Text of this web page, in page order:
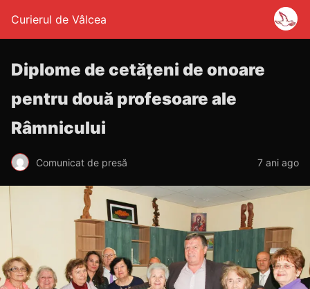
Curierul de Vâlcea
Diplome de cetățeni de onoare
pentru două profesoare ale
Râmnicului
Comunicat de presă 7 ani ago